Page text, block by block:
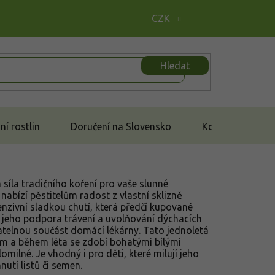
CZK
Hledat
rostlin Doručení na Slovensko Kontakt
síla tradičního koření pro vaše slunné
pěstitelům radost z vlastní sklizně
sladkou chutí, která předčí kupované
podpora trávení a uvolňování dýchacích
součást domácí lékárny. Tato jednoletá
a během léta se zdobí bohatými bílými
Je vhodný i pro děti, které milují jeho
listů či semen.